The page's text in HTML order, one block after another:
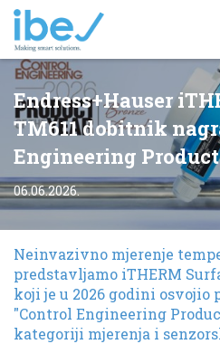
Endress+Hauser
TM611 dobitnik
Engineering
06.06.2026.
Neinvazivno mjerenje
predstavljamo iTHERM
koji je u 2026 godini osvojio
"Control Engineering
kategoriji mjerenja i